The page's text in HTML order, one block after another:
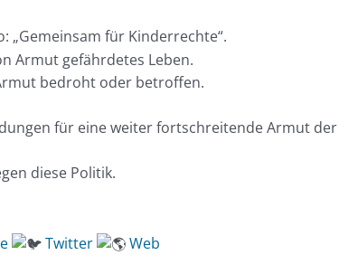
für Kinderrechte“.
Armut gefährdetes Leben.
bedroht oder betroffen.
für eine weiter fortschreitende Armut der
diese Politik.
Twitter Web